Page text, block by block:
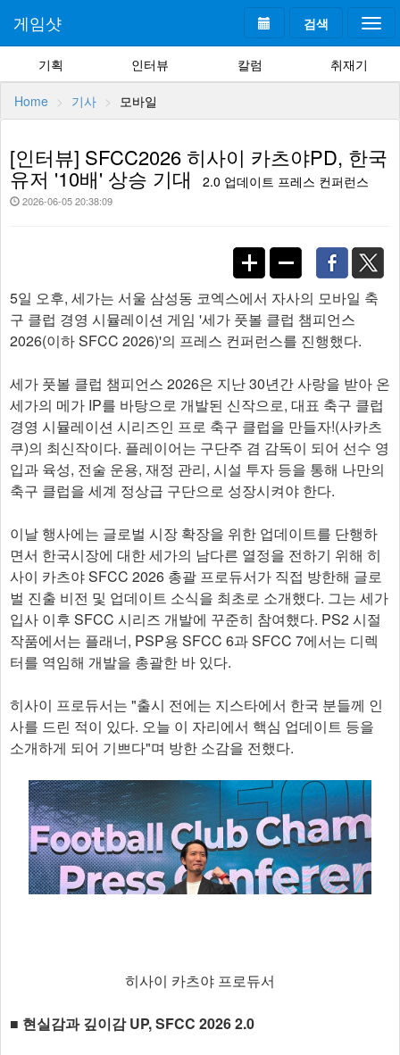
검색
게임샷
기획 인터뷰 칼럼 취재기
Home 기사 모바일
[인터뷰] SFCC2026 히사이 카츠야PD, 한국
유저 '10배' 상승 기대 2.0 업데이트 프레스 컨퍼런스
2026-06-05 20:38:09
5일 오후, 세가는 서울 삼성동 코엑스에서 자사의 모바일 축
구 클럽 경영 시뮬레이션 게임 '세가 풋볼 클럽 챔피언스
2026(이하 SFCC 2026)'의 프레스 컨퍼런스를 진행했다.
세가 풋볼 클럽 챔피언스 2026은 지난 30년간 사랑을 받아 온
세가의 메가 IP를 바탕으로 개발된 신작으로, 대표 축구 클럽
경영 시뮬레이션 시리즈인 프로 축구 클럽을 만들자!(사카츠
쿠)의 최신작이다. 플레이어는 구단주 겸 감독이 되어 선수 영
입과 육성, 전술 운용, 재정 관리, 시설 투자 등을 통해 나만의
축구 클럽을 세계 정상급 구단으로 성장시켜야 한다.
이날 행사에는 글로벌 시장 확장을 위한 업데이트를 단행하
면서 한국시장에 대한 세가의 남다른 열정을 전하기 위해 히
사이 카츠야 SFCC 2026 총괄 프로듀서가 직접 방한해 글로
벌 진출 비전 및 업데이트 소식을 최초로 소개했다. 그는 세가
입사 이후 SFCC 시리즈 개발에 꾸준히 참여했다. PS2 시절
작품에서는 플래너, PSP용 SFCC 6과 SFCC 7에서는 디렉
터를 역임해 개발을 총괄한 바 있다.
히사이 프로듀서는 "출시 전에는 지스타에서 한국 분들께 인
사를 드린 적이 있다. 오늘 이 자리에서 핵심 업데이트 등을
소개하게 되어 기쁘다"며 방한 소감을 전했다.
히사이 카츠야 프로듀서
■ 현실감과 깊이감 UP, SFCC 2026 2.0